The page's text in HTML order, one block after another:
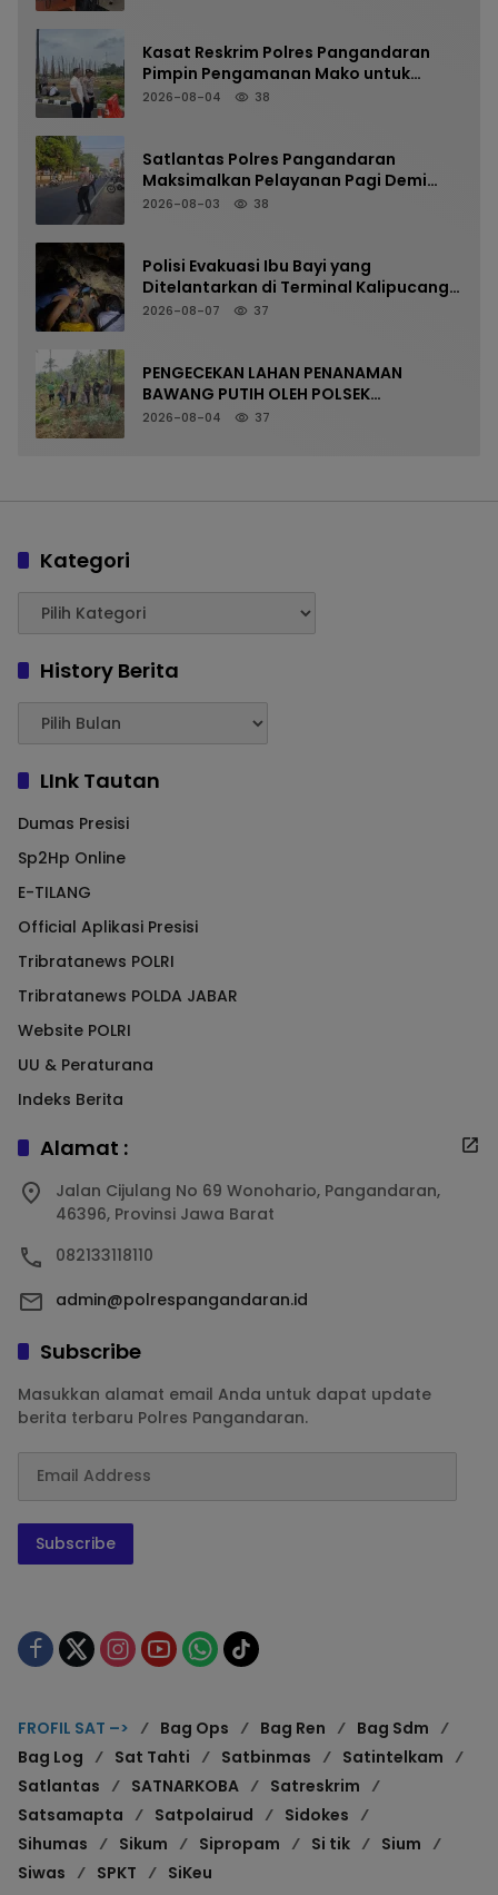
Kasat Reskrim Polres Pangandaran
Pimpin Pengamanan Mako untuk
Perkuat Kesiapsiagaan Personel
2026-08-04 38
Satlantas Polres Pangandaran
Maksimalkan Pelayanan Pagi Demi
Kelancaran Arus Kendaraan
2026-08-03 38
Polisi Evakuasi Ibu Bayi yang
Ditelantarkan di Terminal Kalipucang
dari Dalam Goa
2026-08-07 37
PENGECEKAN LAHAN PENANAMAN
BAWANG PUTIH OLEH POLSEK
LANGKAPLANCAR DUKUNG PROGRAM
2026-08-04 37
Kategori
History Berita
LInk Tautan
Dumas Presisi
Sp2Hp Online
E-TILANG
Official Aplikasi Presisi
Tribratanews POLRI
Tribratanews POLDA JABAR
Website POLRI
UU & Peraturana
Indeks Berita
Alamat :
Jalan Cijulang No 69 Wonohario, Pangandaran,
46396, Provinsi Jawa Barat
082133118110
admin@polrespangandaran.id
Subscribe
Masukkan alamat email Anda untuk dapat update
berita terbaru Polres Pangandaran.
Subscribe
FROFIL SAT –> Bag Ops Bag Ren
Bag Sdm
Bag Log
Sat Tahti Satbinmas
Satintelkam
Satlantas
SATNARKOBA
Satreskrim
Satsamapta
Satpolairud
Sidokes
Sihumas
Sikum Sipropam Si tik
Sium
Siwas
SPKT SiKeu